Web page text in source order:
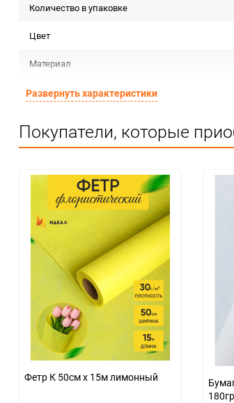
Количество в упаковке
Цвет
Материал
Срок годности
Сертификация
Особые условия
Минимальное количество
Количество в коробке
Единица измерения
Развернуть характеристики
Покупатели, которые
Фетр К 50см х 15м лимонный